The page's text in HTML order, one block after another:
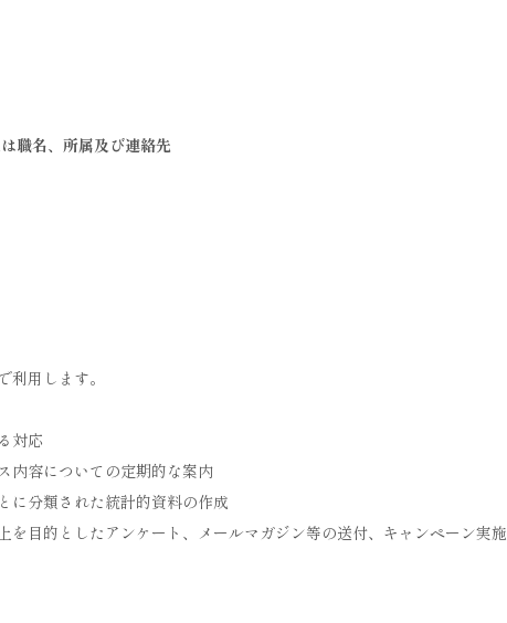
職名、所属及び連絡先
用します。
対応
内容についての定期的な案内
に分類された統計的資料の作成
を目的としたアンケート、メールマガジン等の送付、キャンペーン実施